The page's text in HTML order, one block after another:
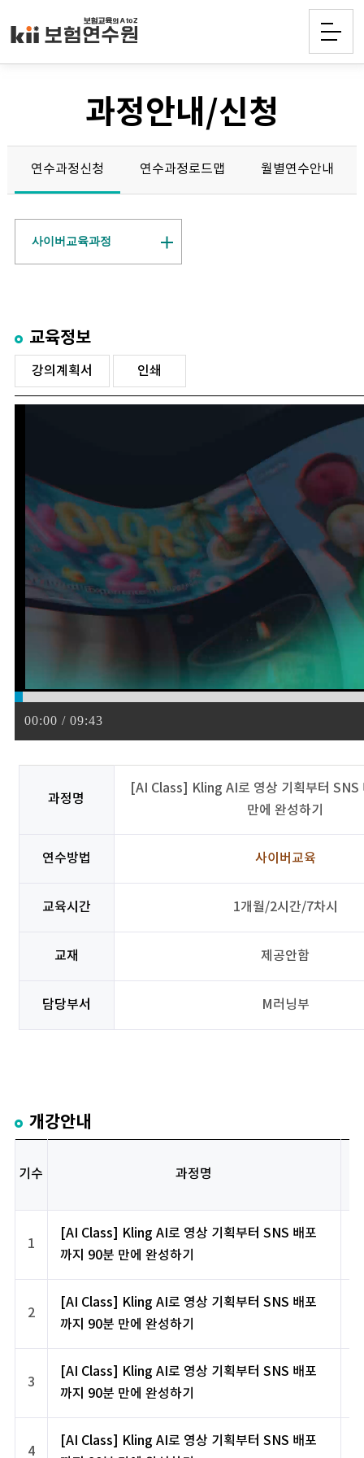
과정안내/신청
연수과정신청 연수과정로드맵 월별연수안내
사이버교육과정
교육정보
강의계획서 인쇄
00:00 / 09:43
과정명
[AI Class] Kling AI로 영상 기획부터 SNS
만에 완성하기
연수방법 사이버교육
교육시간 1개월/2시간/7차시
교재 제공안함
담당부서 M러닝부
개강안내
기수 과정명
1
[AI Class] Kling AI로 영상 기획부터 SNS 배포
까지 90분 만에 완성하기
2
[AI Class] Kling AI로 영상 기획부터 SNS 배포
까지 90분 만에 완성하기
3
[AI Class] Kling AI로 영상 기획부터 SNS 배포
까지 90분 만에 완성하기
4
[AI Class] Kling AI로 영상 기획부터 SNS 배포